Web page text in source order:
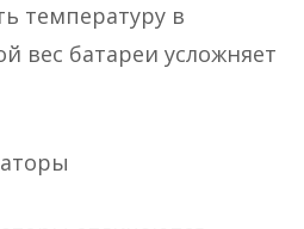
температуру в
вес батареи усложняет